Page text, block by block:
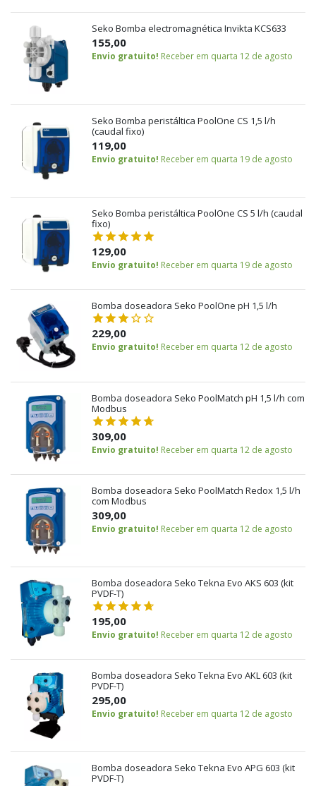
Seko Bomba electromagnética Invikta KCS633
155,00
Envio gratuito! Receber em quarta 12 de agosto
Seko Bomba peristáltica PoolOne CS 1,5 l/h
(caudal fixo)
119,00
Envio gratuito! Receber em quarta 19 de agosto
Seko Bomba peristáltica PoolOne CS 5 l/h (caudal
fixo)
129,00
Envio gratuito! Receber em quarta 19 de agosto
Bomba doseadora Seko PoolOne pH 1,5 l/h
229,00
Envio gratuito! Receber em quarta 12 de agosto
Bomba doseadora Seko PoolMatch pH 1,5 l/h com
Modbus
309,00
Envio gratuito! Receber em quarta 12 de agosto
Bomba doseadora Seko PoolMatch Redox 1,5 l/h
com Modbus
309,00
Envio gratuito! Receber em quarta 12 de agosto
Bomba doseadora Seko Tekna Evo AKS 603 (kit
PVDF-T)
195,00
Envio gratuito! Receber em quarta 12 de agosto
Bomba doseadora Seko Tekna Evo AKL 603 (kit
PVDF-T)
295,00
Envio gratuito! Receber em quarta 12 de agosto
Bomba doseadora Seko Tekna Evo APG 603 (kit
PVDF-T)